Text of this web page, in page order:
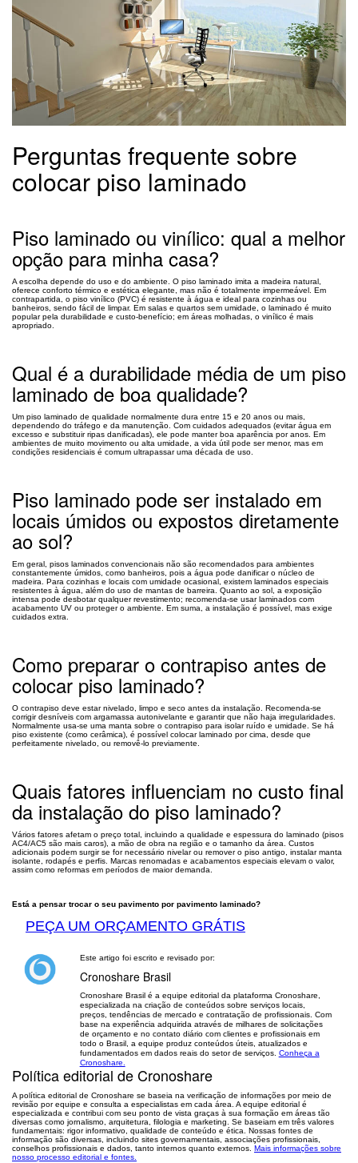
Perguntas frequente sobre
colocar piso laminado
Piso laminado ou vinílico: qual a melhor
opção para minha casa?
A escolha depende do uso e do ambiente. O piso laminado imita a madeira natural,
oferece conforto térmico e estética elegante, mas não é totalmente impermeável. Em
contrapartida, o piso vinílico (PVC) é resistente à água e ideal para cozinhas ou
banheiros, sendo fácil de limpar. Em salas e quartos sem umidade, o laminado é muito
popular pela durabilidade e custo-benefício; em áreas molhadas, o vinílico é mais
apropriado.
Qual é a durabilidade média de um piso
laminado de boa qualidade?
Um piso laminado de qualidade normalmente dura entre 15 e 20 anos ou mais,
dependendo do tráfego e da manutenção. Com cuidados adequados (evitar água em
excesso e substituir ripas danificadas), ele pode manter boa aparência por anos. Em
ambientes de muito movimento ou alta umidade, a vida útil pode ser menor, mas em
condições residenciais é comum ultrapassar uma década de uso.
Piso laminado pode ser instalado em
locais úmidos ou expostos diretamente
ao sol?
Em geral, pisos laminados convencionais não são recomendados para ambientes
constantemente úmidos, como banheiros, pois a água pode danificar o núcleo de
madeira. Para cozinhas e locais com umidade ocasional, existem laminados especiais
resistentes à água, além do uso de mantas de barreira. Quanto ao sol, a exposição
intensa pode desbotar qualquer revestimento; recomenda-se usar laminados com
acabamento UV ou proteger o ambiente. Em suma, a instalação é possível, mas exige
cuidados extra.
Como preparar o contrapiso antes de
colocar piso laminado?
O contrapiso deve estar nivelado, limpo e seco antes da instalação. Recomenda-se
corrigir desníveis com argamassa autonivelante e garantir que não haja irregularidades.
Normalmente usa-se uma manta sobre o contrapiso para isolar ruído e umidade. Se há
piso existente (como cerâmica), é possível colocar laminado por cima, desde que
perfeitamente nivelado, ou removê-lo previamente.
Quais fatores influenciam no custo final
da instalação do piso laminado?
Vários fatores afetam o preço total, incluindo a qualidade e espessura do laminado (pisos
AC4/AC5 são mais caros), a mão de obra na região e o tamanho da área. Custos
adicionais podem surgir se for necessário nivelar ou remover o piso antigo, instalar manta
isolante, rodapés e perfis. Marcas renomadas e acabamentos especiais elevam o valor,
assim como reformas em períodos de maior demanda.
Está a pensar trocar o seu pavimento por pavimento laminado?
PEÇA UM ORÇAMENTO GRÁTIS
Este artigo foi escrito e revisado por:
Cronoshare Brasil
Cronoshare Brasil é a equipe editorial da plataforma Cronoshare,
especializada na criação de conteúdos sobre serviços locais,
preços, tendências de mercado e contratação de profissionais. Com
base na experiência adquirida através de milhares de solicitações
de orçamento e no contato diário com clientes e profissionais em
todo o Brasil, a equipe produz conteúdos úteis, atualizados e
fundamentados em dados reais do setor de serviços. Conheça a
Cronoshare.
Política editorial de Cronoshare
A política editorial de Cronoshare se baseia na verificação de informações por meio de
revisão por equipe e consulta a especialistas em cada área. A equipe editorial é
especializada e contribui com seu ponto de vista graças à sua formação em áreas tão
diversas como jornalismo, arquitetura, filologia e marketing. Se baseiam em três valores
fundamentais: rigor informativo, qualidade de conteúdo e ética. Nossas fontes de
informação são diversas, incluindo sites governamentais, associações profissionais,
conselhos profissionais e dados, tanto internos quanto externos. Mais informações sobre
nosso processo editorial e fontes.